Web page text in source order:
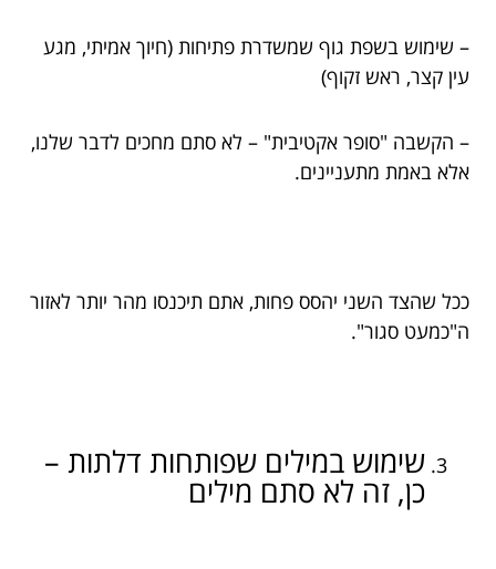
– שימוש בשפת גוף שמשדרת פתיחות (חיוך אמיתי, מגע
עין קצר, ראש זקוף)
– הקשבה "סופר אקטיבית" – לא סתם מחכים לדבר שלנו,
אלא באמת מתעניינים.
ככל שהצד השני יהסס פחות, אתם תיכנסו מהר יותר לאזור
ה"כמעט סגור".
שימוש במילים שפותחות דלתות –
כן, זה לא סתם מילים